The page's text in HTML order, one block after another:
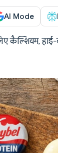
AI Mode
हाई-